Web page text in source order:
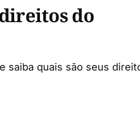
do
saiba quais são seus